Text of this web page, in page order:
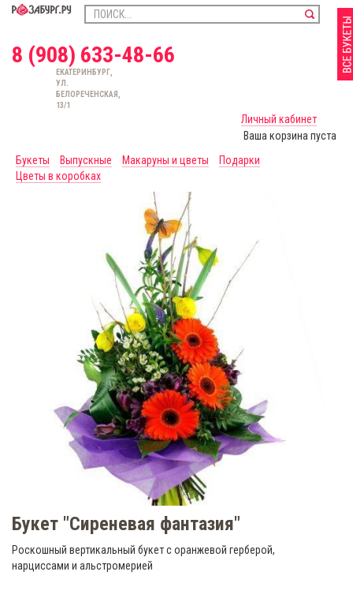
8 (908) 633-48-66
ЕКАТЕРИНБУРГ,
УЛ.
БЕЛОРЕЧЕНСКАЯ,
13/1
Личный кабинет
Ваша корзина пуста
Букеты
Выпускные Макаруны и цветы
Подарки
Цветы в коробках
Букет "Сиреневая фантазия"
Роскошный вертикальный букет с оранжевой герберой,
нарциссами и альстромерией